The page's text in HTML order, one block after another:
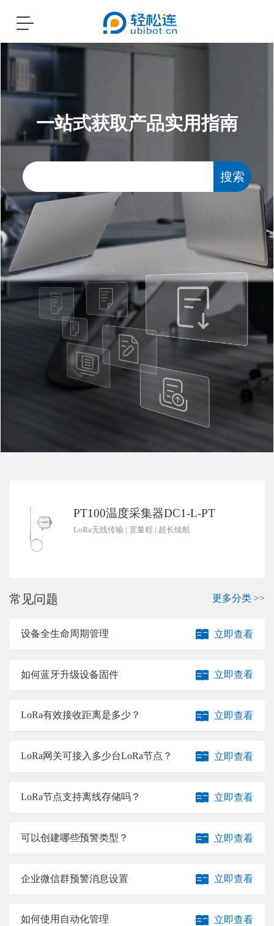
Toggle
一站式获取产品实用指南
搜索
PT100温度采集器DC1-L-PT
LoRa无线传输 | 宽量程 | 超长续航
常见问题 更多分类 >>
设备全生命周期管理 立即查看
如何蓝牙升级设备固件 立即查看
LoRa有效接收距离是多少？ 立即查看
LoRa网关可接入多少台LoRa节点？ 立即查看
LoRa节点支持离线存储吗？ 立即查看
可以创建哪些预警类型？ 立即查看
企业微信群预警消息设置 立即查看
如何使用自动化管理 立即查看